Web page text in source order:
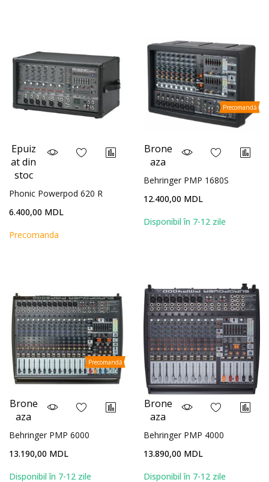
Epuiz
at din
stoc
Phonic Powerpod 620 R
6.400,00 MDL
Precomanda
Precomandă
Brone
aza
Behringer PMP 1680S
12.400,00 MDL
Disponibil în 7-12 zile
Precomandă
Brone
aza
Behringer PMP 6000
13.190,00 MDL
Disponibil în 7-12 zile
Brone
aza
Behringer PMP 4000
13.890,00 MDL
Disponibil în 7-12 zile